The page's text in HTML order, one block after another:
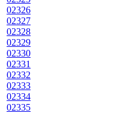
02326
02327
02328
02329
02330
02331
02332
02333
02334
02335